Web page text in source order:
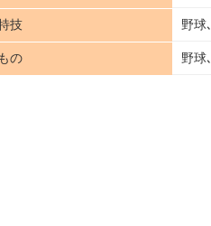
技 野球
の 野球